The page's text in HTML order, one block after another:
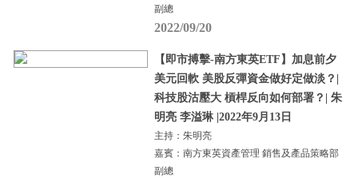
副總
2022/09/20
【即市搏擊-南方東英ETF】加息前夕
美元回軟 美股反彈資金做好定做淡？|
科技股沽壓大 槓桿反向如何部署？| 朱
明亮 李溢琳 |2022年9月13日
主持：朱明亮
嘉賓：南方東英資產管理 銷售及產品策略部
副總